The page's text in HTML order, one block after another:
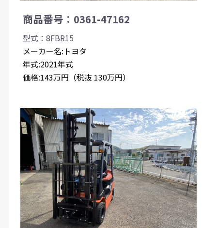
商品番号：0361-47162
型式：8FBR15
メーカー名:トヨタ
年式:2021年式
価格:143万円（税抜 130万円）